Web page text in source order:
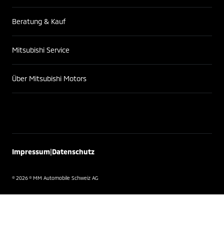
Beratung & Kauf
Mitsubishi Service
Über Mitsubishi Motors
Impressum|Datenschutz
© 2026 © MM Automobile Schweiz AG